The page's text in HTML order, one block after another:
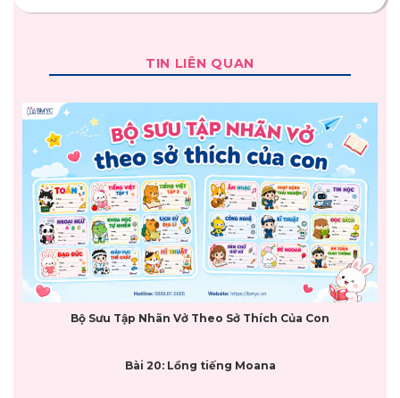
TIN LIÊN QUAN
Bộ Sưu Tập Nhãn Vở Theo Sở Thích Của Con
Bài 20: Lồng tiếng Moana